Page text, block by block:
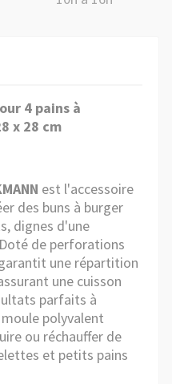
4 pains à
x 28 cm
est l'accessoire
des buns à burger
dignes d'une
de perforations
une répartition
une cuisson
parfaits à
polyvalent
ou réchauffer de
et petits pains